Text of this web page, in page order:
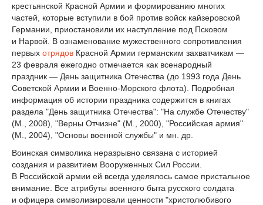
крестьянской Красной Армии и формированию многих
частей, которые вступили в бой против войск кайзеровской
Германии, приостановили их наступление под Псковом
и Нарвой. В ознаменование мужественного сопротивления
первых отрядов Красной Армии германским захватчикам —
23 февраля ежегодно отмечается как всенародный
праздник — День защитника Отечества (до 1993 года День
Советской Армии и Военно-Морского флота). Подробная
информация об истории праздника содержится в книгах
раздела "День защитника Отечества": "На службе Отечеству"
(М., 2008), "Верны Отчизне" (М., 2000), "Российская армия"
(М., 2004), "Основы военной службы" и мн. др.
Воинская символика неразрывно связана с историей
создания и развитием Вооруженных Сил России.
В Российской армии ей всегда уделялось самое пристальное
внимание. Все атрибуты военного быта русского солдата
и офицера символизировали ценности "христолюбивого